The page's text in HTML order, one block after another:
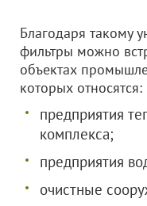
Благодаря такому
фильтры можно
объектах
которых относятся:
предприятия
комплекса;
предприятия
очистные